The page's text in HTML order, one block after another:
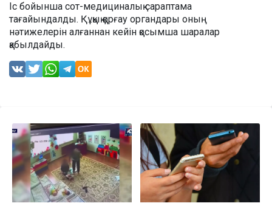
Іс бойынша сот-медициналық сараптама
тағайындалды. Құқық қорғау органдары оның
нәтижелерін алғаннан кейін қосымша шаралар
қабылдайды.